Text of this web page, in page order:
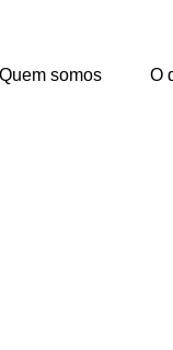
Quem somos O